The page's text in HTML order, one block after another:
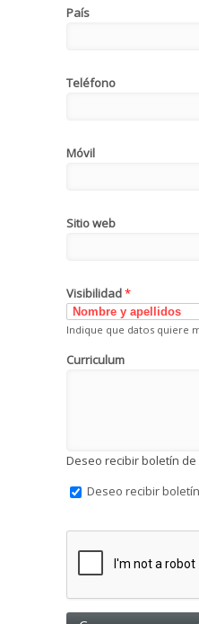
País
Teléfono
Móvil
Sitio web
Visibilidad*
Indique que datos quiere
Curriculum
Deseo recibir boletín de
Deseo recibir